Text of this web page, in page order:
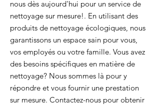
nous dès aujourd'hui pour un service de
nettoyage sur mesure!. En utilisant des
produits de nettoyage écologiques, nous
garantissons un espace sain pour vous,
vos employés ou votre famille. Vous avez
des besoins spécifiques en matière de
nettoyage? Nous sommes là pour y
répondre et vous fournir une prestation
sur mesure. Contactez-nous pour obtenir